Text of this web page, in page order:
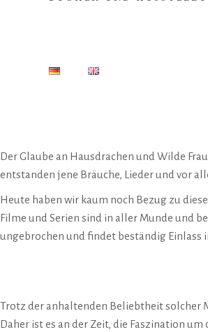
Der Glaube an Hausdrachen und Wilde
entstanden jene Bräuche, Lieder und vor
Heute haben wir kaum noch Bezug zu
Filme und Serien sind in aller Munde und
ungebrochen und findet beständig Einlass
Trotz der anhaltenden Beliebtheit solcher
Daher ist es an der Zeit, die Faszination